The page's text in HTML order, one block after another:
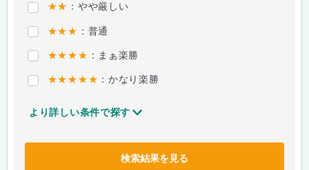
★★ ：やや厳しい
★★★ ：普通
★★★★ ：まぁ楽勝
★★★★★ ：かなり楽勝
より詳しい条件で探す
検索結果を見る